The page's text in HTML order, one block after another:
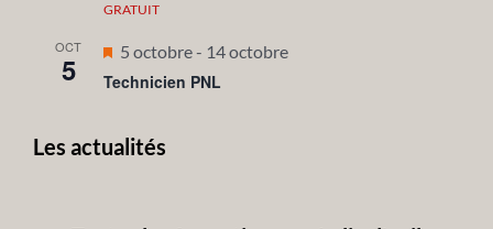
GRATUIT
OCT
5
Mis
en
5 octobre- 14 octobre
Technicien PNL
Les actualités